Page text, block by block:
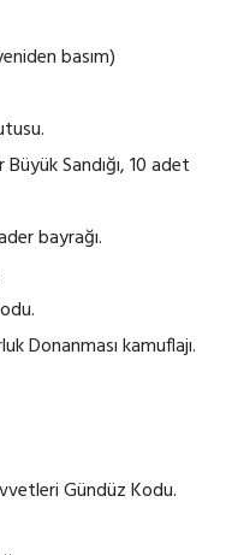
basım)
Sandığı, 10 adet
bayrağı.
Donanması kamuflajı.
Gündüz Kodu.